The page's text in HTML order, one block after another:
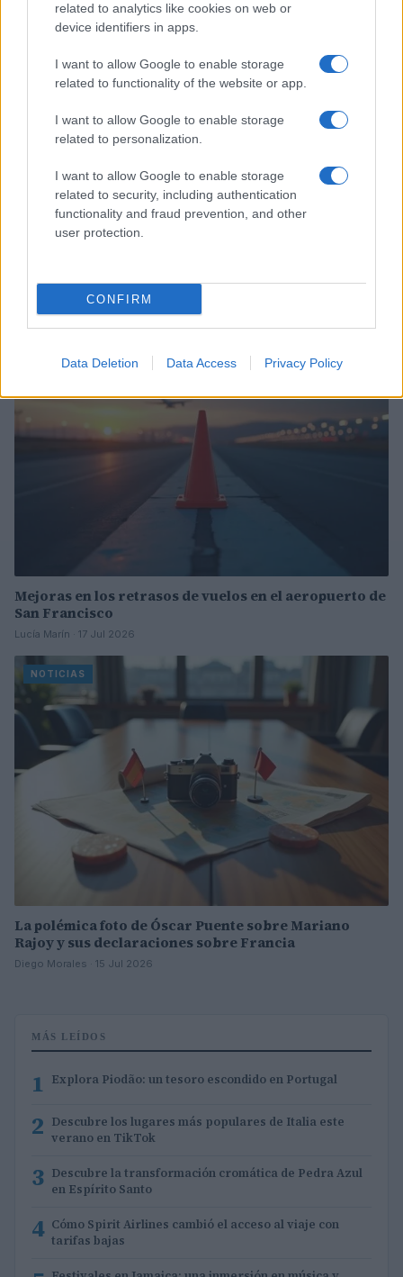
related to analytics like cookies on web or
device identifiers in apps.
I want to allow Google to enable storage
related to functionality of the website or app.
I want to allow Google to enable storage
related to personalization.
I want to allow Google to enable storage
related to security, including authentication
functionality and fraud prevention, and other
user protection.
CONFIRM
Data Deletion Data Access Privacy Policy
NOTICIAS
Murtala Muhammed en Lagos
Lucía Marín · 4 Ago 2026
Mejoras en los retrasos de vuelos en el aeropuerto de
San Francisco
Lucía Marín · 17 Jul 2026
NOTICIAS
La polémica foto de Óscar Puente sobre Mariano
Rajoy y sus declaraciones sobre Francia
Diego Morales · 15 Jul 2026
MÁS LEÍDOS
1 Explora Piodão: un tesoro escondido en Portugal
2 Descubre los lugares más populares de Italia este
verano en TikTok
3 Descubre la transformación cromática de Pedra Azul
en Espírito Santo
4 Cómo Spirit Airlines cambió el acceso al viaje con
tarifas bajas